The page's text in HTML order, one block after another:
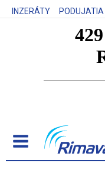
INZERÁTY PODUJATIA